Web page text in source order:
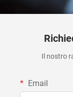
Il nostro
Email